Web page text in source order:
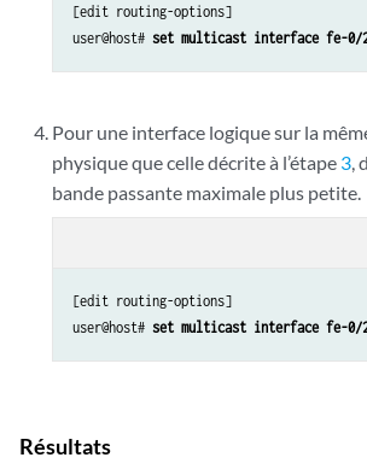
[edit routing-options]
user@host# set multicast interface fe-0/2/
Pour une interface logique sur la
physique que celle décrite à l’étape 3,
bande passante maximale plus petite.
[edit routing-options]
user@host# set multicast interface fe-0/2/
Résultats